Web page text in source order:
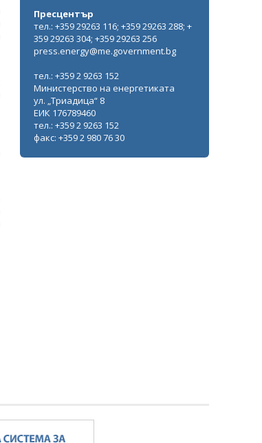
Пресцентър
тел.: +359 29263 116; +359 29263 288; +
359 29263 304; +359 29263 256
press.energy@me.government.bg
тел.: +359 2 9263 152
Министерство на енергетиката
ул. „Триадица“ 8
ЕИК 176789460
тел.: +359 2 9263 152
факс: +359 2 980 76 30